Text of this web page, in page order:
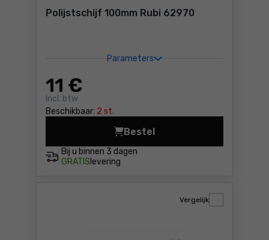
Polijstschijf 100mm Rubi 62970
Parameters
11 €
Incl. btw
Beschikbaar: 2 st.
Bij u binnen 3 dagen
GRATIS levering
Bestel
Polijstschijf 100mm Rubi
Vergelijk